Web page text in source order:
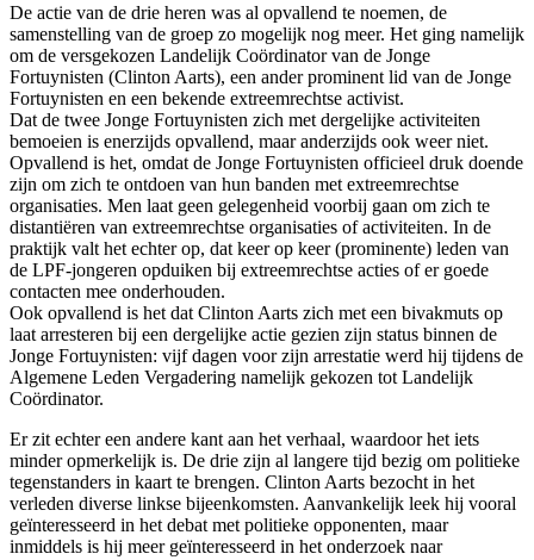
De actie van de drie heren was al opvallend te noemen, de
samenstelling van de groep zo mogelijk nog meer. Het ging namelijk
om de versgekozen Landelijk Coördinator van de Jonge
Fortuynisten (Clinton Aarts), een ander prominent lid van de Jonge
Fortuynisten en een bekende extreemrechtse activist.
Dat de twee Jonge Fortuynisten zich met dergelijke activiteiten
bemoeien is enerzijds opvallend, maar anderzijds ook weer niet.
Opvallend is het, omdat de Jonge Fortuynisten officieel druk doende
zijn om zich te ontdoen van hun banden met extreemrechtse
organisaties. Men laat geen gelegenheid voorbij gaan om zich te
distantiëren van extreemrechtse organisaties of activiteiten. In de
praktijk valt het echter op, dat keer op keer (prominente) leden van
de LPF-jongeren opduiken bij extreemrechtse acties of er goede
contacten mee onderhouden.
Ook opvallend is het dat Clinton Aarts zich met een bivakmuts op
laat arresteren bij een dergelijke actie gezien zijn status binnen de
Jonge Fortuynisten: vijf dagen voor zijn arrestatie werd hij tijdens de
Algemene Leden Vergadering namelijk gekozen tot Landelijk
Coördinator.
Er zit echter een andere kant aan het verhaal, waardoor het iets
minder opmerkelijk is. De drie zijn al langere tijd bezig om politieke
tegenstanders in kaart te brengen. Clinton Aarts bezocht in het
verleden diverse linkse bijeenkomsten. Aanvankelijk leek hij vooral
geïnteresseerd in het debat met politieke opponenten, maar
inmiddels is hij meer geïnteresseerd in het onderzoek naar